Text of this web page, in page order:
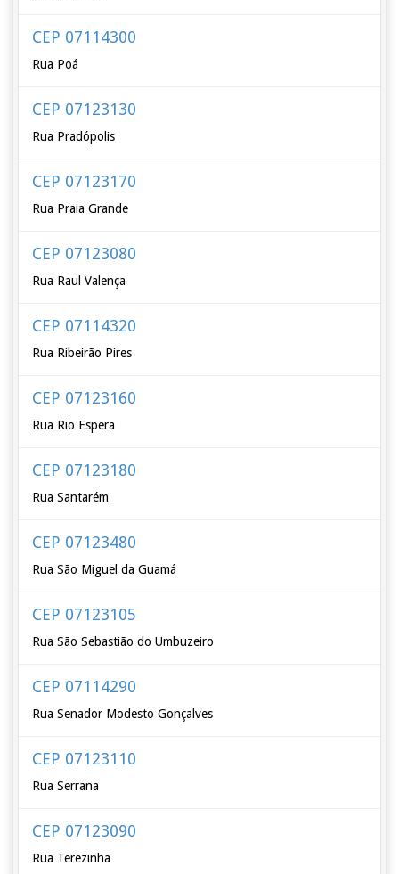
CEP 07114300
Rua Poá
CEP 07123130
Rua Pradópolis
CEP 07123170
Rua Praia Grande
CEP 07123080
Rua Raul Valença
CEP 07114320
Rua Ribeirão Pires
CEP 07123160
Rua Rio Espera
CEP 07123180
Rua Santarém
CEP 07123480
Rua São Miguel da Guamá
CEP 07123105
Rua São Sebastião do Umbuzeiro
CEP 07114290
Rua Senador Modesto Gonçalves
CEP 07123110
Rua Serrana
CEP 07123090
Rua Terezinha